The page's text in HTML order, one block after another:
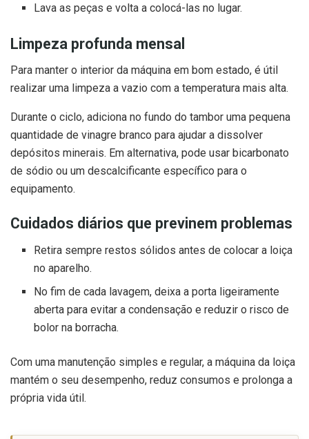
Lava as peças e volta a colocá-las no lugar.
Limpeza profunda mensal
Para manter o interior da máquina em bom estado, é útil
realizar uma limpeza a vazio com a temperatura mais alta.
Durante o ciclo, adiciona no fundo do tambor uma pequena
quantidade de vinagre branco para ajudar a dissolver
depósitos minerais. Em alternativa, pode usar bicarbonato
de sódio ou um descalcificante específico para o
equipamento.
Cuidados diários que previnem problemas
Retira sempre restos sólidos antes de colocar a loiça
no aparelho.
No fim de cada lavagem, deixa a porta ligeiramente
aberta para evitar a condensação e reduzir o risco de
bolor na borracha.
Com uma manutenção simples e regular, a máquina da loiça
mantém o seu desempenho, reduz consumos e prolonga a
própria vida útil.